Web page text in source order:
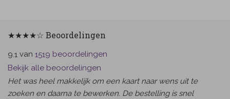
★★★★☆ Beoordelingen
9.1 van 1519 beoordelingen
Bekijk alle beoordelingen
Het was heel makkelijk om een kaart naar wens uit te
zoeken en daarna te bewerken. De bestelling is snel